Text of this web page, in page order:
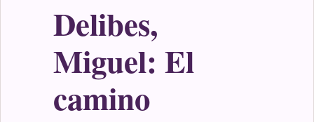
Delibes,
Miguel: El
camino